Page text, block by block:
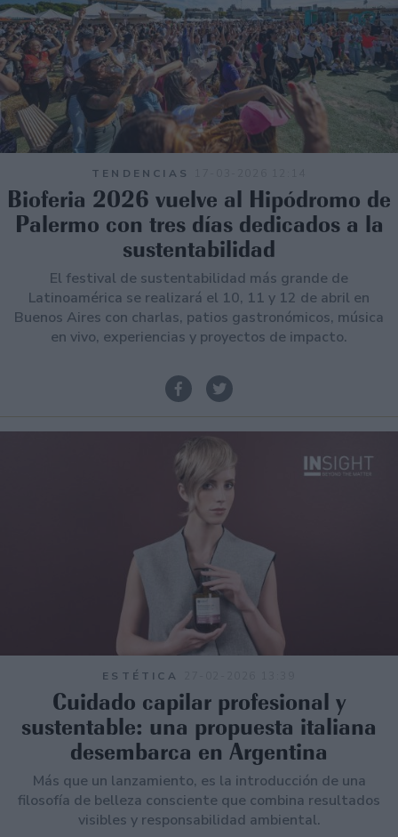
TENDENCIAS
Bioferia 2026 vuelve al Hipódromo de
Palermo con tres días dedicados a la
sustentabilidad
El festival de sustentabilidad más grande de
Latinoamérica se realizará el 10, 11 y 12 de abril en
Buenos Aires con charlas, patios gastronómicos, música
en vivo, experiencias y proyectos de impacto.
ESTÉTICA
Cuidado capilar profesional y
sustentable: una propuesta italiana
desembarca en Argentina
Más que un lanzamiento, es la introducción de una
filosofía de belleza consciente que combina resultados
visibles y responsabilidad ambiental.